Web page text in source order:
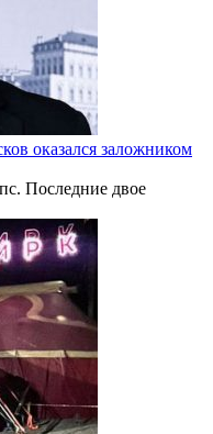
оказался заложником
Последние двое